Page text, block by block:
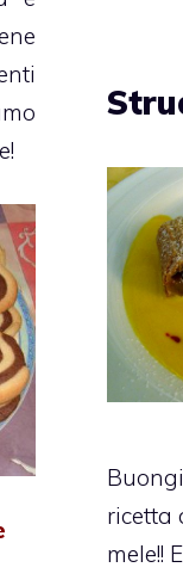
ricetta
mele!!